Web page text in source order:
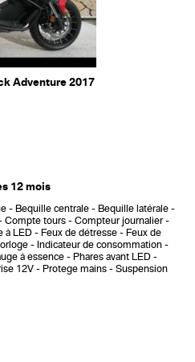
Adventure 2017
12 mois
Bequille centrale
Bequille latérale
Compte tours
Compteur journalier
à LED Feux de détresse
Feux de
Indicateur de consommation
à essence
Phares avant LED
12V Protege mains
Suspension